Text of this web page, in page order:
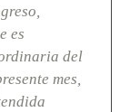
es
del
mes,